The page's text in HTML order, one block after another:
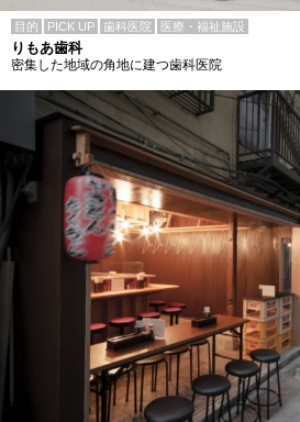
目的 PICK UP 歯科医院 医療・福祉施設
りもあ歯科
密集した地域の角地に建つ歯科医院